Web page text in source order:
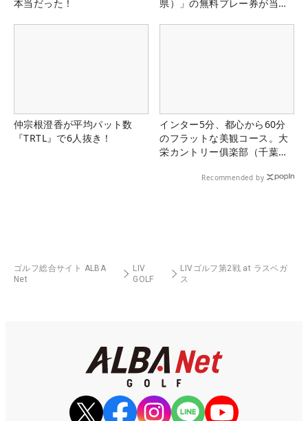
本当だった！
県）」の無料プレー券が当た
仲宗根澄香が平均パット数
『TRTL』で6人抜き！
インター5分、都心から60分
のフラットな美観コース。大
栄カントリー俱楽部（千葉
Recommended by
ゴルフ総合サイト ALBA
Net
LIV
GOLF
LIVゴルフ第2戦 at ラスベガ
ス